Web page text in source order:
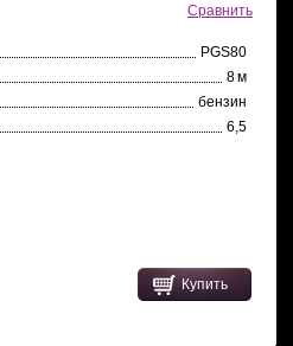
Сравнить
PGS80
8 м
бензин
6,5
Купить